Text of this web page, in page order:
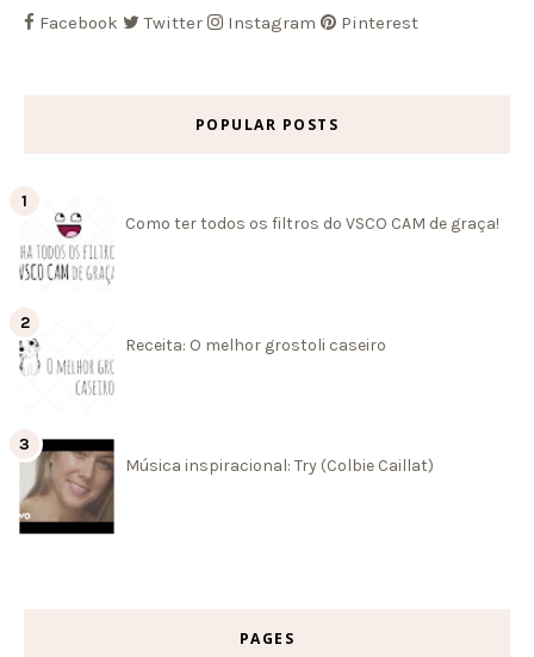
Facebook Twitter Instagram Pinterest
POPULAR POSTS
Como ter todos os filtros do VSCO CAM de graça!
Receita: O melhor grostoli caseiro
Música inspiracional: Try (Colbie Caillat)
PAGES